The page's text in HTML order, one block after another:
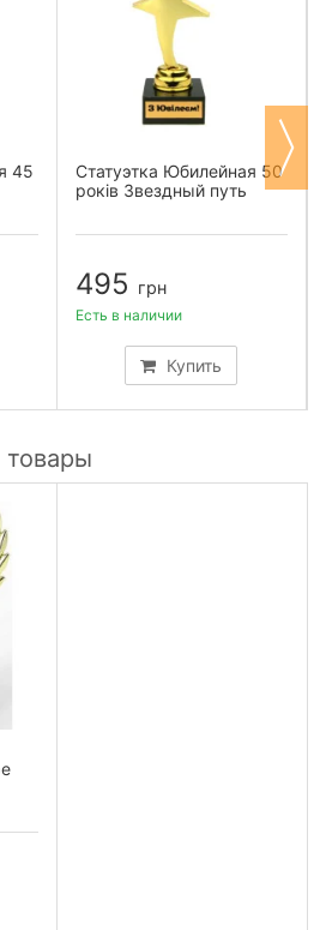
45
Статуэтка Юбилейная 50
років Звездный путь
495 грн
Купить
Есть в наличии